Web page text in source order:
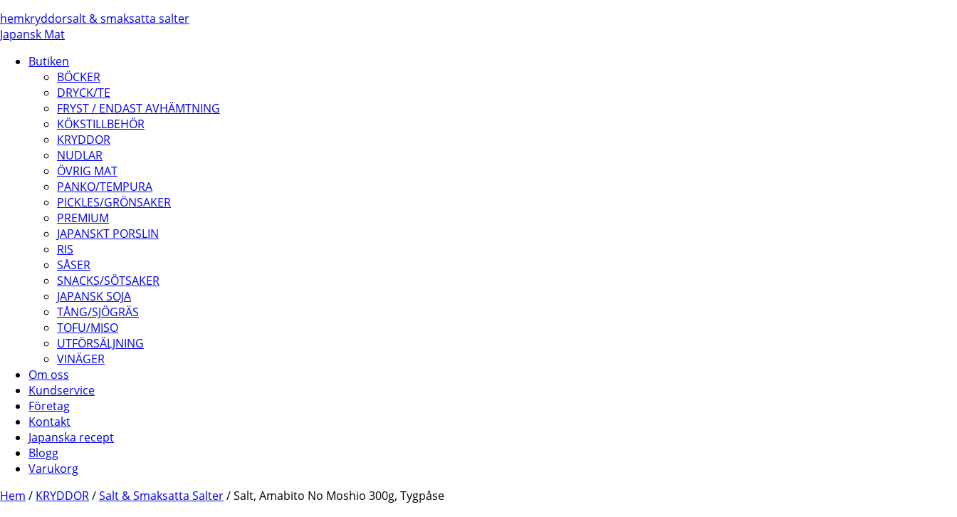
hemkryddorsalt & smaksatta salter
Japansk Mat
Butiken
BÖCKER
DRYCK/TE
FRYST / ENDAST AVHÄMTNING
KÖKSTILLBEHÖR
KRYDDOR
NUDLAR
ÖVRIG MAT
PANKO/TEMPURA
PICKLES/GRÖNSAKER
PREMIUM
JAPANSKT PORSLIN
RIS
SÅSER
SNACKS/SÖTSAKER
JAPANSK SOJA
TÅNG/SJÖGRÄS
TOFU/MISO
UTFÖRSÄLJNING
VINÄGER
Om oss
Kundservice
Företag
Kontakt
Japanska recept
Blogg
Varukorg
Hem / KRYDDOR/Salt & Smaksatta Salter/ Salt, Amabito No Moshio 300g, Tygpåse